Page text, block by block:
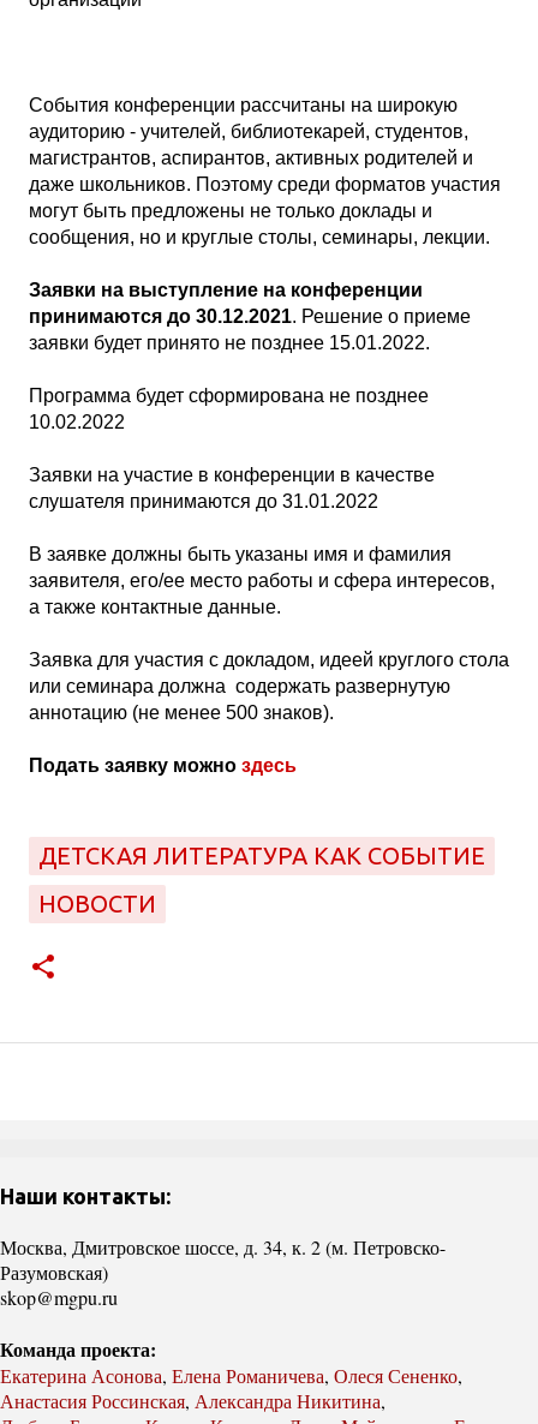
События конференции рассчитаны на широкую
аудиторию - учителей, библиотекарей, студентов,
магистрантов, аспирантов, активных родителей и
даже школьников. Поэтому среди форматов участия
могут быть предложены не только доклады и
сообщения, но и круглые столы, семинары, лекции.
Заявки на выступление на конференции
принимаются до 30.12.2021. Решение о приеме
заявки будет принято не позднее 15.01.2022.
Программа будет сформирована не позднее
10.02.2022
Заявки на участие в конференции в качестве
слушателя принимаются до 31.01.2022
В заявке должны быть указаны имя и фамилия
заявителя, его/ее место работы и сфера интересов,
а также контактные данные.
Заявка для участия c докладом, идеей круглого стола
или семинара должна содержать развернутую
аннотацию (не менее 500 знаков).
Подать заявку можно здесь
ДЕТСКАЯ ЛИТЕРАТУРА КАК СОБЫТИЕ
НОВОСТИ
Наши контакты:
Москва, Дмитровское шоссе, д. 34, к. 2 (м. Петровско-
Разумовская)
skop@mgpu.ru
Команда проекта:
Екатерина Асонова, Елена Романичева, Олеся Сененко,
Анастасия Россинская, Александра Никитина,